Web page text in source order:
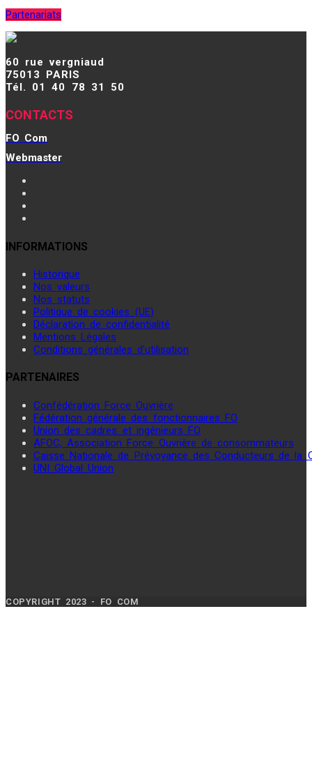
Partenariats
60 rue vergniaud
75013 PARIS
Tél. 01 40 78 31 50
CONTACTS
FO Com
Webmaster
INFORMATIONS
Historique
Nos valeurs
Nos statuts
Politique de cookies (UE)
Déclaration de confidentialité
Mentions Légales
Conditions générales d’utilisation
PARTENAIRES
Confédération Force Ouvrière
Fédération générale des fonctionnaires FO
Union des cadres et ingénieurs FO
AFOC, Association Force Ouvrière de consommateurs
Caisse Nationale de Prévoyance des Conducteurs de la
UNI Global Union
COPYRIGHT 2023 - FO COM